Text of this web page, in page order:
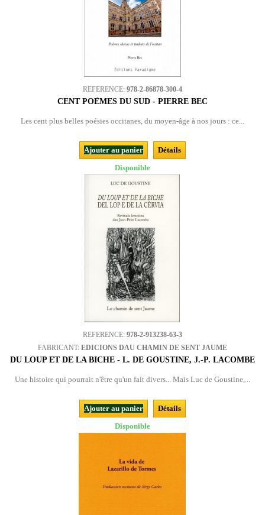
REFERENCE: 978-2-86878-300-4
CENT POÈMES DU SUD - PIERRE BEC
Les cent plus belles poésies occitanes, du moyen-âge à nos jours : ce...
Ajouter au panier
Détails
Disponible
REFERENCE: 978-2-913238-63-3
FABRICANT: EDICIONS DAU CHAMIN DE SENT JAUME
DU LOUP ET DE LA BICHE - L. DE GOUSTINE, J.-P. LACOMBE
Une histoire qui pourrait n'être qu'un fait divers... Mais Luc de Goustine,...
Ajouter au panier
Détails
Disponible